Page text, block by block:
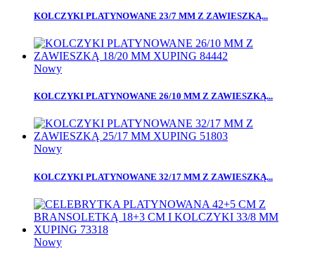
KOLCZYKI PLATYNOWANE 23/7 MM Z ZAWIESZKĄ...
Nowy
KOLCZYKI PLATYNOWANE 26/10 MM Z ZAWIESZKĄ...
Nowy
KOLCZYKI PLATYNOWANE 32/17 MM Z ZAWIESZKĄ...
Nowy